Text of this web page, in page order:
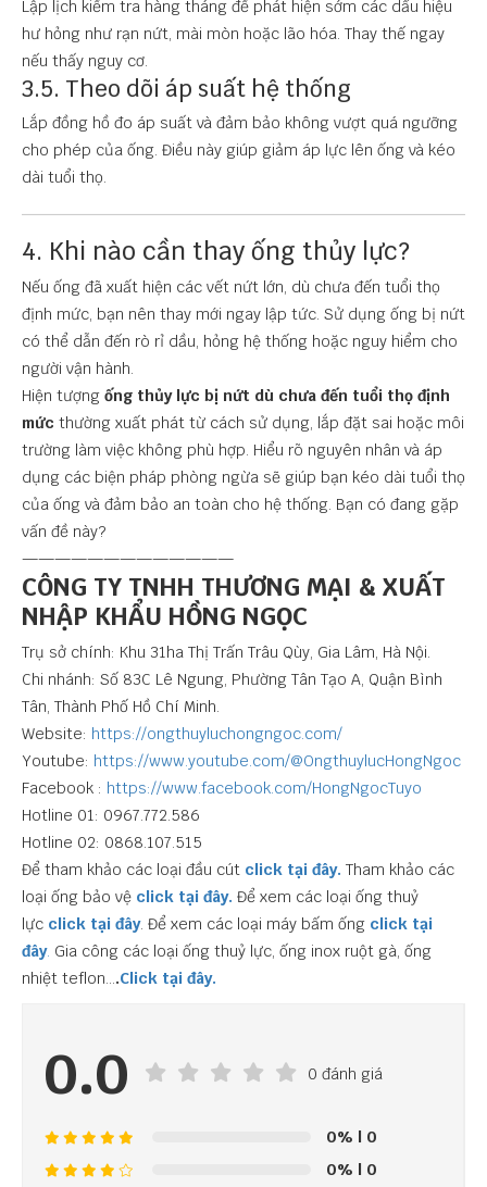
Lập lịch kiểm tra hàng tháng để phát hiện sớm các dấu hiệu
hư hỏng như rạn nứt, mài mòn hoặc lão hóa. Thay thế ngay
nếu thấy nguy cơ.
3.5. Theo dõi áp suất hệ thống
Lắp đồng hồ đo áp suất và đảm bảo không vượt quá ngưỡng
cho phép của ống. Điều này giúp giảm áp lực lên ống và kéo
dài tuổi thọ.
4. Khi nào cần thay ống thủy lực?
Nếu ống đã xuất hiện các vết nứt lớn, dù chưa đến tuổi thọ
định mức, bạn nên thay mới ngay lập tức. Sử dụng ống bị nứt
có thể dẫn đến rò rỉ dầu, hỏng hệ thống hoặc nguy hiểm cho
người vận hành.
Hiện tượng ống thủy lực bị nứt dù chưa đến tuổi thọ định
mức thường xuất phát từ cách sử dụng, lắp đặt sai hoặc môi
trường làm việc không phù hợp. Hiểu rõ nguyên nhân và áp
dụng các biện pháp phòng ngừa sẽ giúp bạn kéo dài tuổi thọ
của ống và đảm bảo an toàn cho hệ thống. Bạn có đang gặp
vấn đề này?
—————————————
CÔNG TY TNHH THƯƠNG MẠI & XUẤT
NHẬP KHẨU HỒNG NGỌC
Trụ sở chính: Khu 31ha Thị Trấn Trâu Qùy, Gia Lâm, Hà Nội.
Chi nhánh: Số 83C Lê Ngung, Phường Tân Tạo A, Quận Bình
Tân, Thành Phố Hồ Chí Minh.
Website: https://ongthuyluchongngoc.com/
Youtube: https://www.youtube.com/@OngthuylucHongNgoc
Facebook : https://www.facebook.com/HongNgocTuyo
Hotline 01: 0967.772.586
Hotline 02: 0868.107.515
Để tham khảo các loại đầu cút click tại đây. Tham khảo các
loại ống bảo vệ click tại đây. Để xem các loại ống thuỷ
lực click tại đây. Để xem các loại máy bấm ống click tại
đây. Gia công các loại ống thuỷ lực, ống inox ruột gà, ống
nhiệt teflon….Click tại đây.
0.0 0 đánh giá
0% | 0
0% | 0